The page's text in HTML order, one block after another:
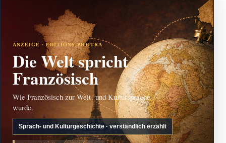
ANZEIGE · EDITIONS PHOTRA
Die Welt spricht
Französisch
Wie Französisch zur Welt- und Kultursprache
wurde.
Sprach- und Kulturgeschichte · verständlich erzählt